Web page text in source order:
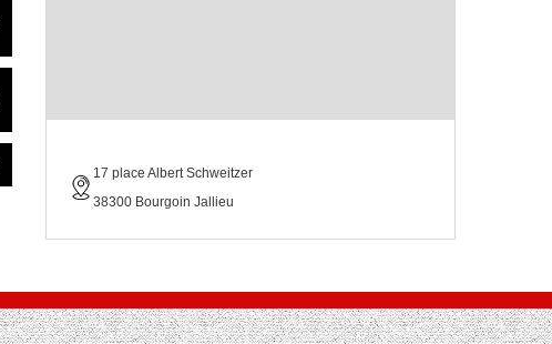
17 place Albert Schweitzer
38300 Bourgoin Jallieu